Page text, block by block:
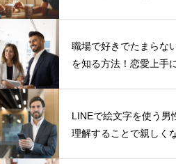
職場で好きでたまらな
を知る方法！恋愛上手
LINEで絵文字を使う男
理解することで親しく